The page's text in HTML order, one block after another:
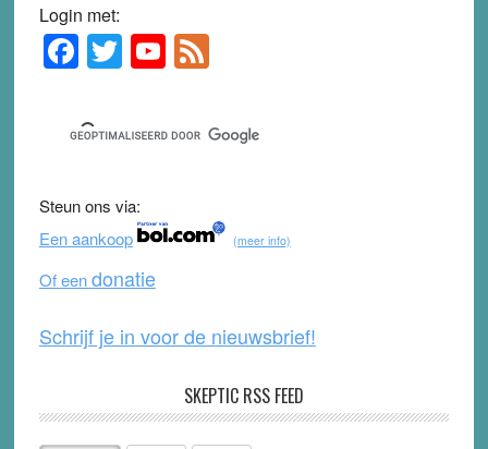
Login met:
Primary
Sidebar
F
a
c
e
b
o
o
k
T
wi
tt
er
Y
o
u
T
b
e
F
e
d
Steun ons via:
Een aankoop
(meer info)
Of eendonatie
Schrijf je in voor de nieuwsbrief!
SKEPTIC RSS FEED